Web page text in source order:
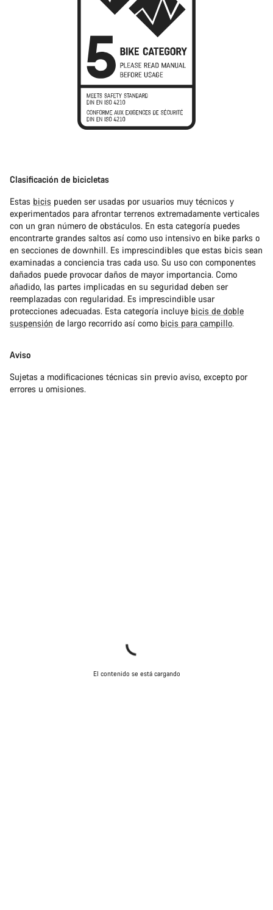
Clasificación de bicicletas
Estas bicis pueden ser usadas por usuarios muy técnicos y
experimentados para afrontar terrenos extremadamente verticales
con un gran número de obstáculos. En esta categoría puedes
encontrarte grandes saltos así como uso intensivo en bike parks o
en secciones de downhill. Es imprescindibles que estas bicis sean
examinadas a conciencia tras cada uso. Su uso con componentes
dañados puede provocar daños de mayor importancia. Como
añadido, las partes implicadas en su seguridad deben ser
reemplazadas con regularidad. Es imprescindible usar
protecciones adecuadas. Esta categoría incluye bicis de doble
suspensión de largo recorrido así como bicis para campillo.
Aviso
Sujetas a modificaciones técnicas sin previo aviso, excepto por
errores u omisiones.
El contenido se está cargando